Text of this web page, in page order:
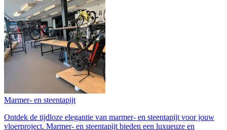
Marmer- en steentapijt
Ontdek de tijdloze elegantie van marmer- en steentapijt voor jouw
vloerproject. Marmer- en steentapijt bieden een luxueuze en